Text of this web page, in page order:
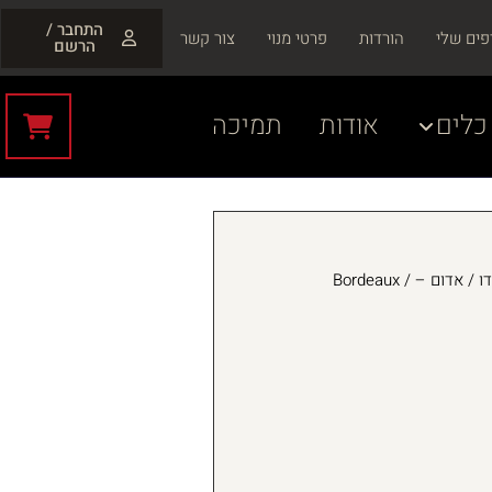
שלי הורדות פרטי מנוי צור קשר התחבר /
הרשם
אודות תמיכה
בורדו / אדום – Bordeaux /